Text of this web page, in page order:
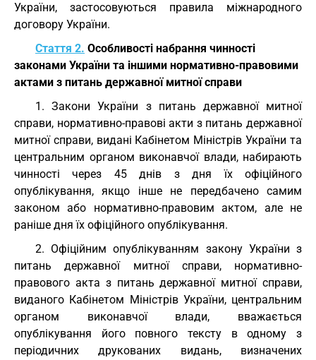
України, застосовуються правила міжнародного
договору України.
Стаття 2. Особливості набрання чинності
законами України та іншими нормативно-правовими
актами з питань державної митної справи
1. Закони України з питань державної митної
справи, нормативно-правові акти з питань державної
митної справи, видані Кабінетом Міністрів України та
центральним органом виконавчої влади, набирають
чинності через 45 днів з дня їх офіційного
опублікування, якщо інше не передбачено самим
законом або нормативно-правовим актом, але не
раніше дня їх офіційного опублікування.
2. Офіційним опублікуванням закону України з
питань державної митної справи, нормативно-
правового акта з питань державної митної справи,
виданого Кабінетом Міністрів України, центральним
органом виконавчої влади, вважається
опублікування його повного тексту в одному з
періодичних друкованих видань, визначених